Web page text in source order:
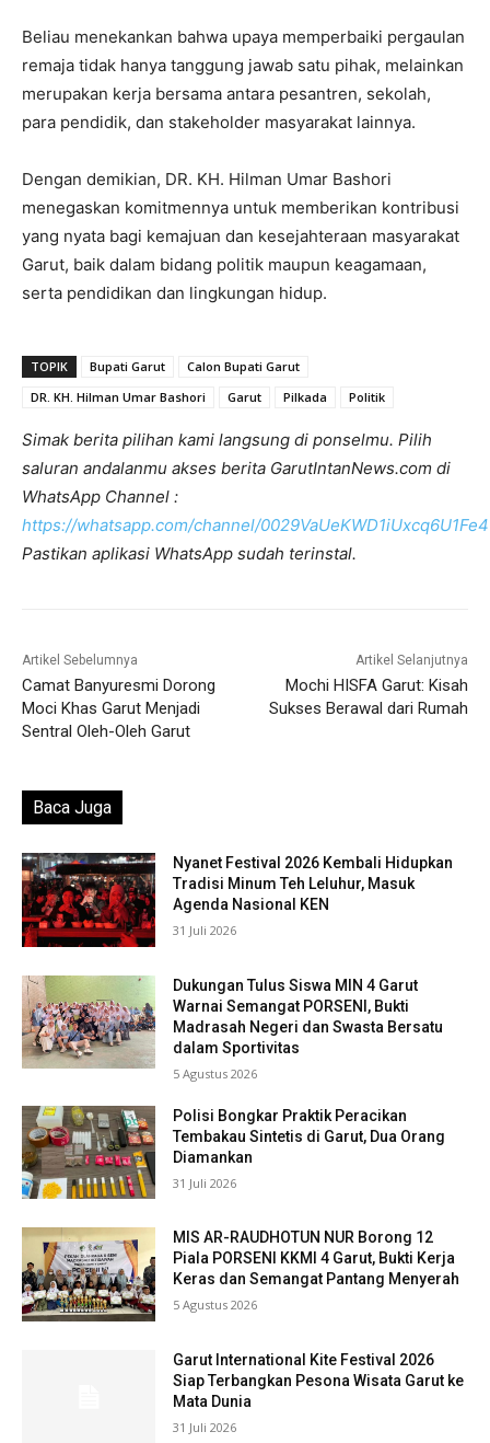
Beliau menekankan bahwa upaya memperbaiki pergaulan
remaja tidak hanya tanggung jawab satu pihak, melainkan
merupakan kerja bersama antara pesantren, sekolah,
para pendidik, dan stakeholder masyarakat lainnya.
Dengan demikian, DR. KH. Hilman Umar Bashori
menegaskan komitmennya untuk memberikan kontribusi
yang nyata bagi kemajuan dan kesejahteraan masyarakat
Garut, baik dalam bidang politik maupun keagamaan,
serta pendidikan dan lingkungan hidup.
TOPIK Bupati Garut
Calon Bupati Garut
DR. KH. Hilman Umar Bashori
Garut Pilkada Politik
Simak berita pilihan kami langsung di ponselmu. Pilih
saluran andalanmu akses berita GarutIntanNews.com di
WhatsApp Channel :
https://whatsapp.com/channel/
Pastikan aplikasi WhatsApp sudah terinstal.
Artikel Sebelumnya
Camat Banyuresmi Dorong
Moci Khas Garut Menjadi
Sentral Oleh-Oleh Garut
Artikel Selanjutnya
Mochi HISFA Garut: Kisah
Sukses Berawal dari Rumah
Baca Juga
Nyanet Festival 2026 Kembali Hidupkan
Tradisi Minum Teh Leluhur, Masuk
Agenda Nasional KEN
31 Juli 2026
Dukungan Tulus Siswa MIN 4 Garut
Warnai Semangat PORSENI, Bukti
Madrasah Negeri dan Swasta Bersatu
dalam Sportivitas
5 Agustus 2026
Polisi Bongkar Praktik Peracikan
Tembakau Sintetis di Garut, Dua Orang
Diamankan
31 Juli 2026
MIS AR-RAUDHOTUN NUR Borong 12
Piala PORSENI KKMI 4 Garut, Bukti Kerja
Keras dan Semangat Pantang Menyerah
5 Agustus 2026
Garut International Kite Festival 2026
Siap Terbangkan Pesona Wisata Garut ke
Mata Dunia
31 Juli 2026